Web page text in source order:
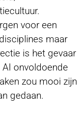
voor een
maar
is het gevaar
onvoldoende
zou mooi zijn
gedaan.